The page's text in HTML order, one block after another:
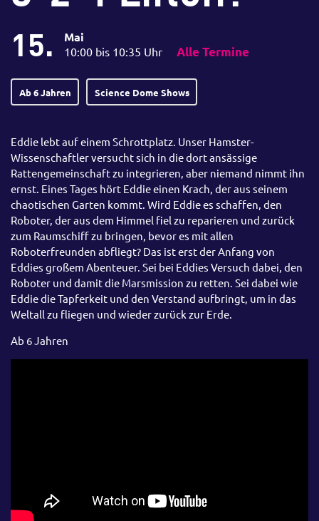
15. Mai
10:00 bis 10:35 Uhr Alle Termine
Ab 6 Jahren Science Dome Shows
Eddie lebt auf einem Schrottplatz. Unser Hamster-
Wissenschaftler versucht sich in die dort ansässige
Rattengemeinschaft zu integrieren, aber niemand nimmt ihn
ernst. Eines Tages hört Eddie einen Krach, der aus seinem
chaotischen Garten kommt. Wird Eddie es schaffen, den
Roboter, der aus dem Himmel fiel zu reparieren und zurück
zum Raumschiff zu bringen, bevor es mit allen
Roboterfreunden abfliegt? Das ist erst der Anfang von
Eddies großem Abenteuer. Sei bei Eddies Versuch dabei, den
Roboter und damit die Marsmission zu retten. Sei dabei wie
Eddie die Tapferkeit und den Verstand aufbringt, um in das
Weltall zu fliegen und wieder zurück zur Erde.
Ab 6 Jahren